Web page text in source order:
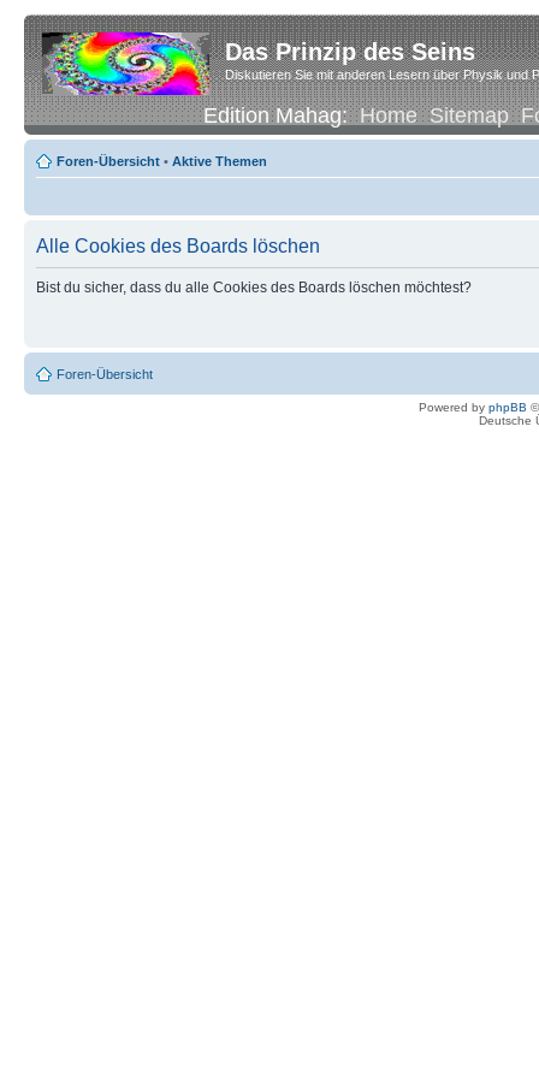
Das Prinzip des Seins
Diskutieren Sie mit anderen Lesern über Physik und
Edition Mahag:Home Sitemap
Foren-Übersicht • Aktive Themen
Alle Cookies des Boards löschen
Bist du sicher, dass du alle Cookies des Boards löschen möchtest?
Foren-Übersicht
Powered by phpBB
Deutsche